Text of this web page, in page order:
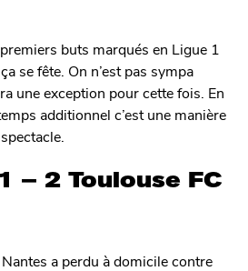
buts marqués en Ligue 1
se fête. On n’est pas sympa
une exception pour cette fois. En
additionnel c’est une manière
– 2 Toulouse FC
a perdu à domicile contre